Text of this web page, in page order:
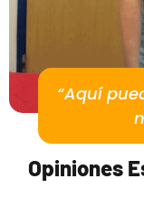
“Aquí
Opiniones